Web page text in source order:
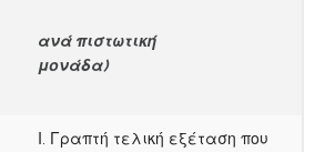
ανά πιστωτική
μονάδα)
Ι. Γραπτή τελική εξέταση που